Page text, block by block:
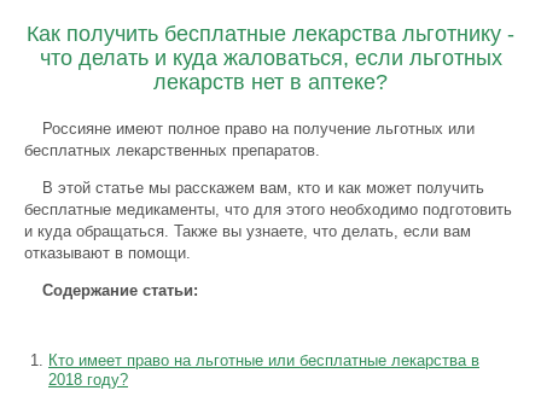
Как получить бесплатные лекарства льготнику -
что делать и куда жаловаться, если льготных
лекарств нет в аптеке?
Россияне имеют полное право на получение льготных или
бесплатных лекарственных препаратов.
В этой статье мы расскажем вам, кто и как может получить
бесплатные медикаменты, что для этого необходимо подготовить
и куда обращаться. Также вы узнаете, что делать, если вам
отказывают в помощи.
Содержание статьи:
Кто имеет право на льготные или бесплатные лекарства в
2018 году?